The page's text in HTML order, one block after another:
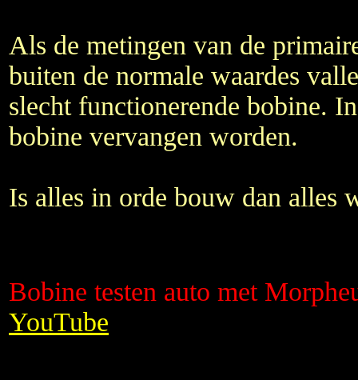
Als de metingen van de
buiten de normale waardes
slecht functionerende bobine.
bobine vervangen worden.
Is alles in orde bouw dan alles
Bobine testen auto met
YouTube